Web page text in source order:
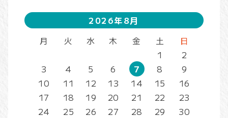
2026年8月
月
火 水 木 金 土
日
1
2
3
4 5 6 7 8
9
10
11 12 13 14 15
16
17
18 19 20 21 22
23
24
25 26 27 28 29
30